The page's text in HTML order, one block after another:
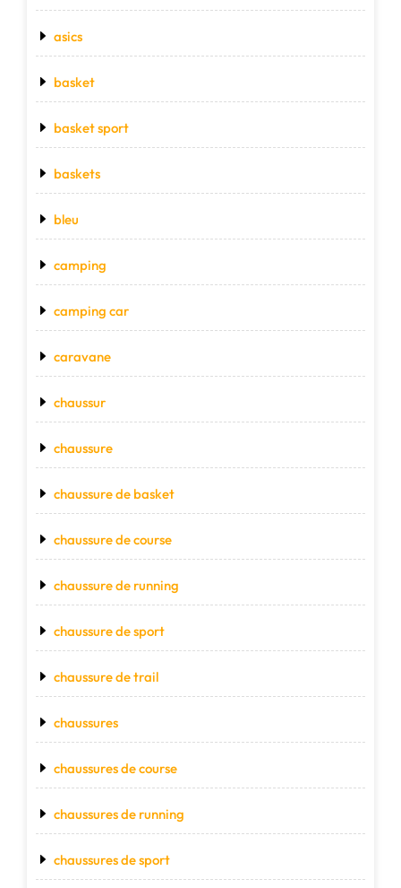
asics
basket
basket sport
baskets
bleu
camping
camping car
caravane
chaussur
chaussure
chaussure de basket
chaussure de course
chaussure de running
chaussure de sport
chaussure de trail
chaussures
chaussures de course
chaussures de running
chaussures de sport